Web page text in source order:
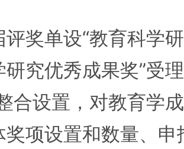
单设“教育科学研
究优秀成果奖”受
合设置，对教育学
奖项设置和数量、